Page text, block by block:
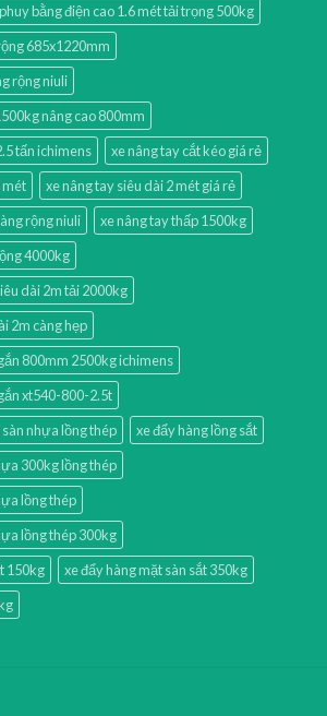
bằng điện cao 1.6 mét tải trọng 500kg
685x1220mm
rộng niuli
nâng cao 800mm
tấn ichimens
xe nâng tay cắt kéo giá rẻ
mét
xe nâng tay siêu dài 2 mét giá rẻ
rộng niuli
xe nâng tay thấp 1500kg
4000kg
dài 2m tải 2000kg
2m càng hẹp
800mm 2500kg ichimens
xt540-800-2.5t
nhựa lồng thép
xe đẩy hàng lồng sắt
300kg lồng thép
lồng thép
lồng thép 300kg
150kg
xe đẩy hàng mặt sàn sắt 350kg